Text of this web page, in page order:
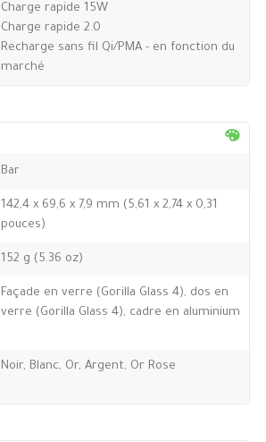
Charge rapide 15W
Charge rapide 2.0
Recharge sans fil Qi/PMA - en fonction du
marché
Bar
142,4 x 69,6 x 7,9 mm (5,61 x 2,74 x 0,31
pouces)
152 g (5.36 oz)
Façade en verre (Gorilla Glass 4), dos en
verre (Gorilla Glass 4), cadre en aluminium
Noir, Blanc, Or, Argent, Or Rose